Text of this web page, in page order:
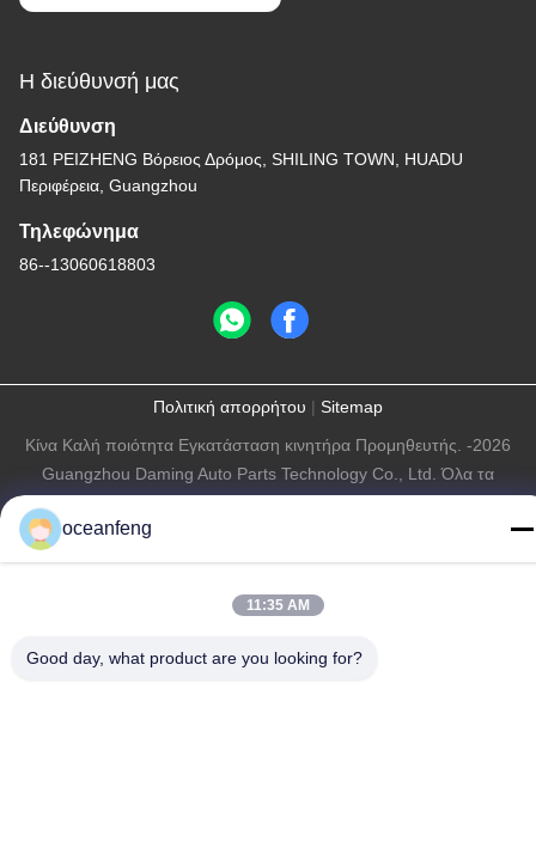
Η διεύθυνσή μας
Διεύθυνση
181 PEIZHENG Βόρειος Δρόμος, SHILING ΤΟWN, HUADU
Περιφέρεια, Guangzhou
Τηλεφώνημα
86--13060618803
Πολιτική απορρήτου | Sitemap
Κίνα Καλή ποιότητα Εγκατάσταση κινητήρα Προμηθευτής. -2026
Guangzhou Daming Auto Parts Technology Co., Ltd. Όλα τα
oceanfeng
11:35 AM
Good day, what product are you looking for?